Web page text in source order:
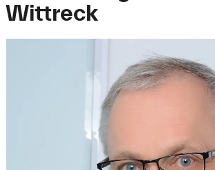
Wittreck